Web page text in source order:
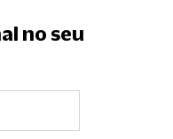
no seu